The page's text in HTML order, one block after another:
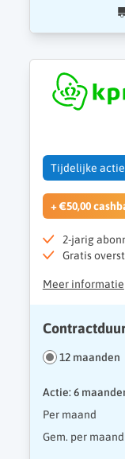
Tijdelijke
+ €50,00
2-jarig
Gratis
Meer informatie
12 maanden
Actie: 6
Per maand
Gem. per maand